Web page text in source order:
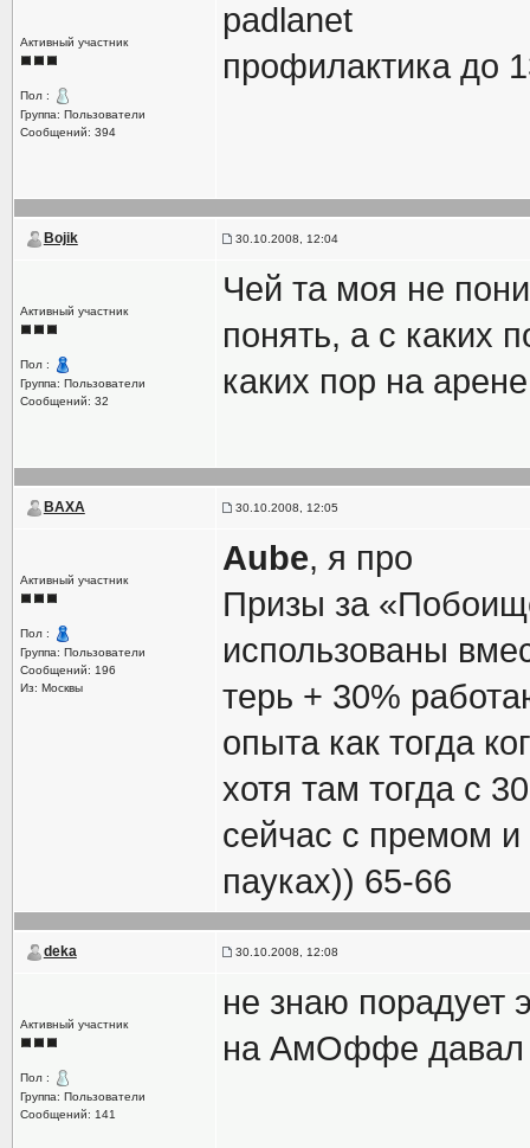
Активный участник
Пол :
Группа: Пользователи
Сообщений: 394
padlanet
профилактика до
Bojik 30.10.2008, 12:04
Активный участник
Пол :
Группа: Пользователи
Сообщений: 32
Чей та моя не
понять, а с каких
каких пор на
BAXA 30.10.2008, 12:05
Активный участник
Пол :
Группа: Пользователи
Сообщений: 196
Из: Москвы
Aube, я про
Призы за
использованы
терь + 30%
опыта как тогда
хотя там тогда с
сейчас с премом и
пауках)) 65-66
deka 30.10.2008, 12:08
Активный участник
Пол :
Группа: Пользователи
Сообщений: 141
не знаю порадует
на АмОффе давал